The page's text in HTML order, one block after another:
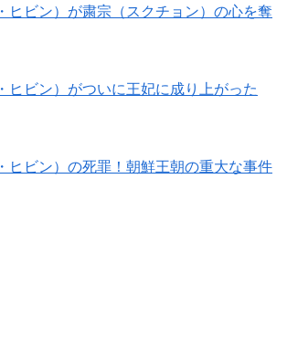
ヒビン）が粛宗（スクチョン）の心を奪
ヒビン）がついに王妃に成り上がった
ヒビン）の死罪！朝鮮王朝の重大な事件